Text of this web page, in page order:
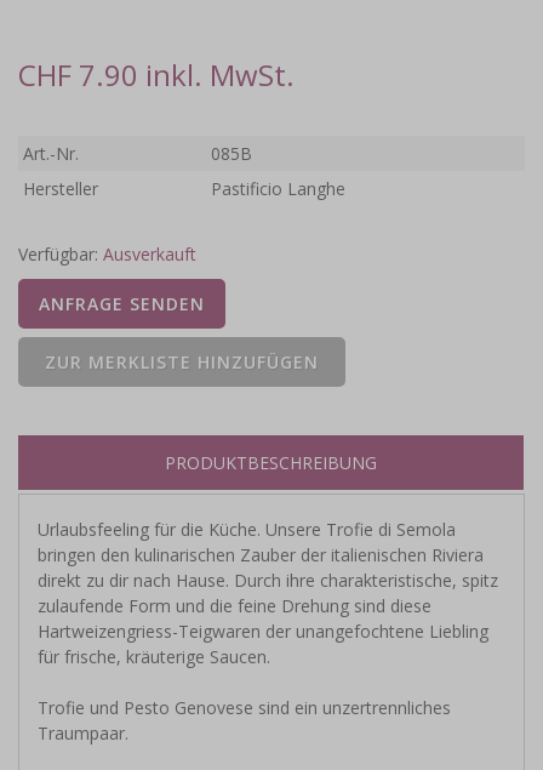
CHF 7.90 inkl. MwSt.
Art.-Nr.
085B
Hersteller
Pastificio Langhe
Verfügbar: Ausverkauft
PRODUKTBESCHREIBUNG
Urlaubsfeeling für die Küche. Unsere Trofie di Semola
bringen den kulinarischen Zauber der italienischen Riviera
direkt zu dir nach Hause. Durch ihre charakteristische, spitz
zulaufende Form und die feine Drehung sind diese
Hartweizengriess-Teigwaren der unangefochtene Liebling
für frische, kräuterige Saucen.
Trofie und Pesto Genovese sind ein unzertrennliches
Traumpaar.